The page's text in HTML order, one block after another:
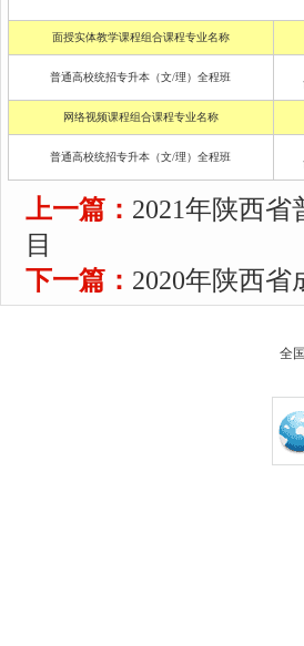
面授实体教学课程组合课程专业名称
普通高校统招专升本（文/理）全程班
网络视频课程组合课程专业名称
普通高校统招专升本（文/理）全程班
上一篇： 2021年陕西
目
下一篇： 2020年陕西
全